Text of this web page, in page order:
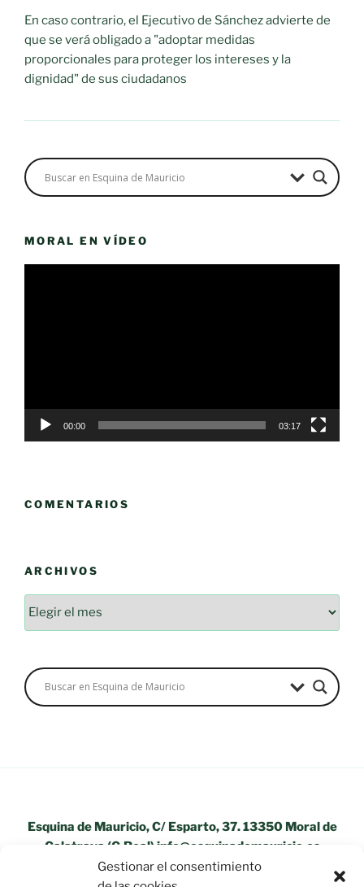
Gestionar el consentimiento
En caso contrario, el Ejecutivo de Sánchez advierte de
que se verá obligado a "adoptar medidas
proporcionales para proteger los intereses y la
dignidad" de sus ciudadanos
MORAL EN VÍDEO
00:00 03:17
COMENTARIOS
ARCHIVOS
Esquina de Mauricio, C/ Esparto, 37. 13350 Moral de
Calatrava (C.Real) info@esquinademauricio.es
«Aviso Legal»